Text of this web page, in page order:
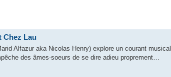
Chez Lau
Alfazur aka Nicolas Henry) explore un courant musical
des âmes-soeurs de se dire adieu proprement…